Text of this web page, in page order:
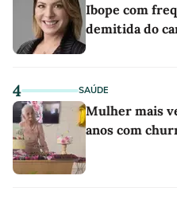
Ibope com
demitida do
4 SAÚDE
Mulher mais
anos com